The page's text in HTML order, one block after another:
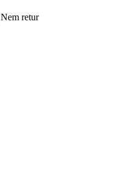
Nem retur